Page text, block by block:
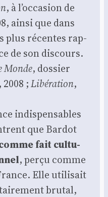
, à l’occasion de
ain­si que dans
plus récentes rap­
de son dis­cours.
Monde, dos­sier
;Libé­ra­tion,
indis­pen­sables
que Bar­dot
fait cultu­
, per­çu comme
Elle uti­li­sait
bru­tal,